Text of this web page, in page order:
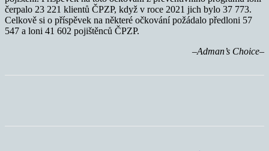
čerpalo 23 221 klientů ČPZP, když v roce 2021 jich bylo 37 773.
Celkově si o příspěvek na některé očkování požádalo předloni 57
547 a loni 41 602 pojištěnců ČPZP.
–Adman’s Choice–